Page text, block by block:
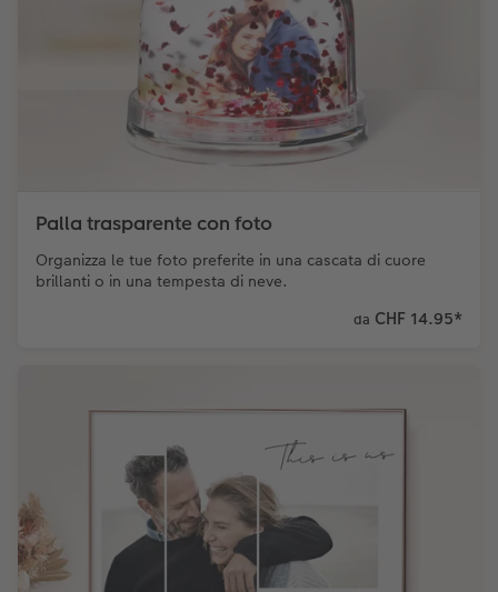
Palla trasparente con foto
Organizza le tue foto preferite in una cascata di cuore
brillanti o in una tempesta di neve.
da CHF 14.95*